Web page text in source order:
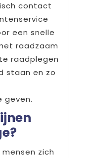
contact
een snelle
raadzaam
raadplegen
staan en zo
geven.
zich